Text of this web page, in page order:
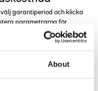
About
garantiperiod och klicka
parametrarna för
genom reglagen.